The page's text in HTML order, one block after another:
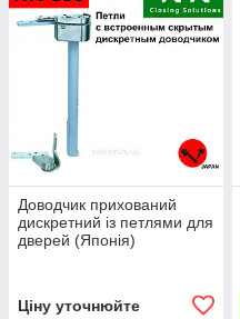
Доводчик прихований
дискретний із петлями для
дверей (Японія)
Ціну уточнюйте